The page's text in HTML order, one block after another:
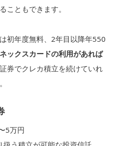
こともできます。
初年度無料、2年目以降年550
ックスカードの利用があれば
券でクレカ積立を続けていれ
5万円